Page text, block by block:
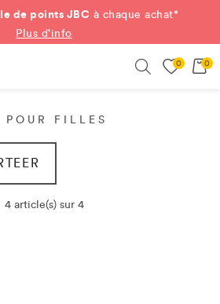
de points JBC à chaque achat*
Plus d'info
0 0
POUR FILLES
4 article(s) sur 4